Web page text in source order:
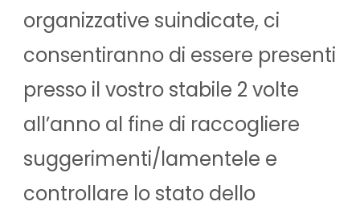
organizzative suindicate, ci
consentiranno di essere presenti
presso il vostro stabile 2 volte
all’anno al fine di raccogliere
suggerimenti/lamentele e
controllare lo stato dello